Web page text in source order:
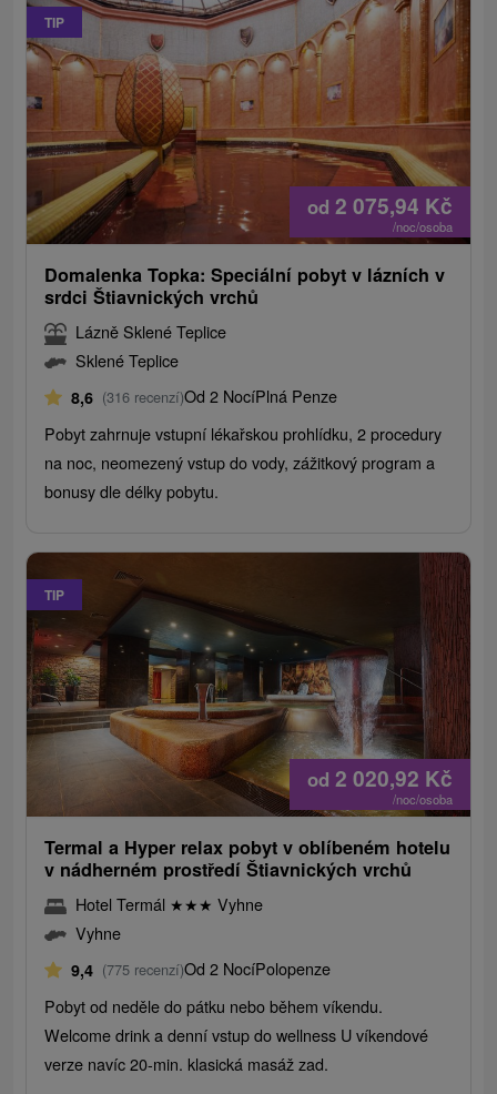
TIP
od 2 075,94 Kč
/noc/osoba
Domalenka Topka: Speciální pobyt v lázních v
srdci Štiavnických vrchů
Lázně Sklené Teplice
Sklené Teplice
8,6 (316 recenzí)Od 2 NocíPlná Penze
Pobyt zahrnuje vstupní lékařskou prohlídku, 2 procedury
na noc, neomezený vstup do vody, zážitkový program a
bonusy dle délky pobytu.
TIP
od 2 020,92 Kč
/noc/osoba
Termal a Hyper relax pobyt v oblíbeném hotelu
v nádherném prostředí Štiavnických vrchů
Hotel Termál ★★★ Vyhne
Vyhne
9,4 (775 recenzí)Od 2 NocíPolopenze
Pobyt od neděle do pátku nebo během víkendu.
Welcome drink a denní vstup do wellness U víkendové
verze navíc 20-min. klasická masáž zad.